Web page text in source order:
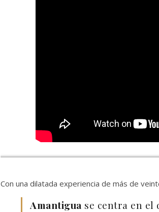
Con una dilatada experiencia de más de
Amantigua se centra en el